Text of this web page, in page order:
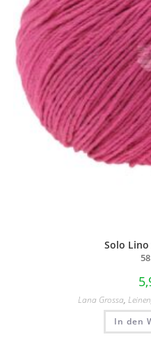
Solo Lino
Lana Grossa, Leinen
In den